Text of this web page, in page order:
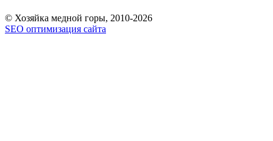
© Хозяйка медной горы, 2010-2026
SEO оптимизация сайта